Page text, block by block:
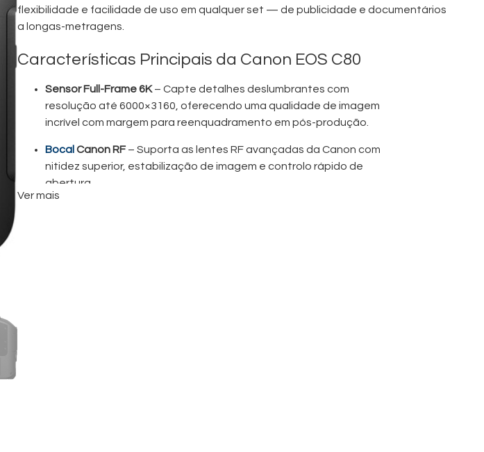
flexibilidade e facilidade de uso em qualquer set — de publicidade e documentários
a longas-metragens.
Características Principais da Canon EOS C80
Sensor Full-Frame 6K– Capte detalhes deslumbrantes com
resolução até 6000×3160, oferecendo uma qualidade de imagem
incrível com margem para reenquadramento em pós-produção.
Bocal Canon RF – Suporta as lentes RF avançadas da Canon com
nitidez superior, estabilização de imagem e controlo rápido de
abertura.
Ver mais